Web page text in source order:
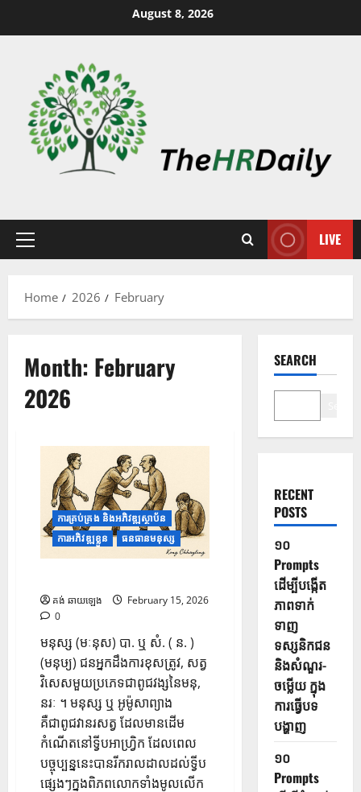
August 8, 2026
LIVE
Home 2026 February
Month: February
2026
ការគ្រប់គ្រង និងអភិវឌ្ឍស្ថាប័ន
ការអភិវឌ្ឍខ្លួន
ធនធានមនុស្ស
គង់ ឆាយឡេង
February 15, 2026
0
មនុស្ស (មៈនុស) បា. ឬ​ សំ. ( ន. )
(មនុឞ្យ) ជន​អ្នក​ដឹង​ការ​ខុស​ត្រូវ, សត្វ​
វិសេស​មួយ​ប្រភេទ​ជា​ពូជ​វង្ស​នៃ​មនុ,
នរៈ ។ មនុស្ស ឬ អូម៉ូសាព្យាង
គឺជាពូជវានរសត្វ ដែលមានដើម
កំណើតនៅទ្វីបអាហ្វ្រិក ដែលពេល
បច្ចុប្បន្ននេះបានរីករាលដាលដល់ទ្វីប
ផ្សេងៗក្នុងពិភពលោកទាំងមូលលើក
SEARCH
RECENT
POSTS
១០
Prompts
ដើម្បីបង្កើត
ភាពទាក់
ទាញ
ទស្សនិកជន
និងសំណួរ-
ចម្លើយ ក្នុង
ការធ្វើបទ
បង្ហាញ
១០
Prompts